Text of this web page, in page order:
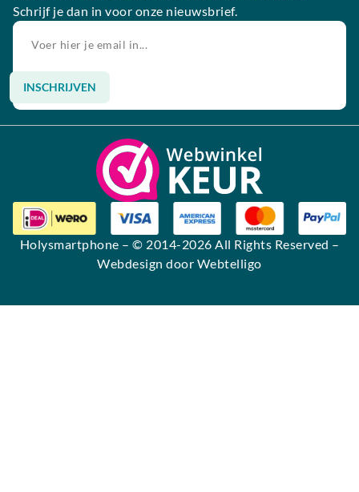
Schrijf je dan in voor onze nieuwsbrief.
INSCHRIJVEN
Alternative:
Holysmartphone – © 2014-2026 All Rights Reserved –
Webdesign door Webtelligo